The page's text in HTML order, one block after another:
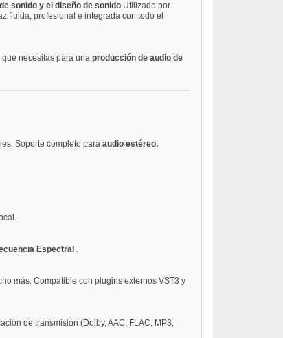
sonido y el diseño de sonido Utilizado por
fluida, profesional e integrada con todo el
necesitas para una producción de audio de
Soporte completo para audio estéreo,
Espectral .
más. Compatible con plugins externos VST3 y
de transmisión (Dolby, AAC, FLAC, MP3,